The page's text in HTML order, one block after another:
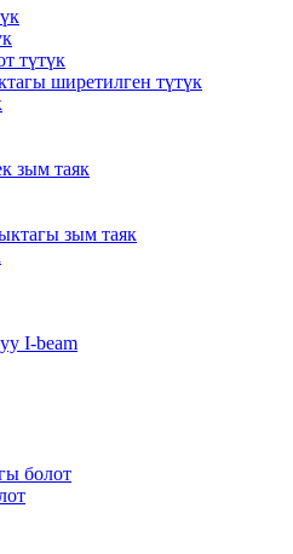
түтүк
ширетилген түтүк
зым таяк
зым таяк
I-beam
болот